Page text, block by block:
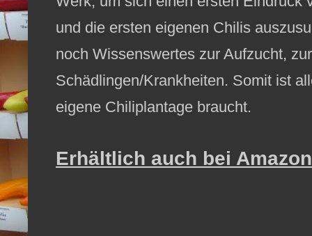
und die ersten eigenen Chilis
noch Wissenswertes zur Aufzucht,
Schädlingen/Krankheiten. Somit ist
eigene Chiliplantage braucht.
Erhältlich auch bei